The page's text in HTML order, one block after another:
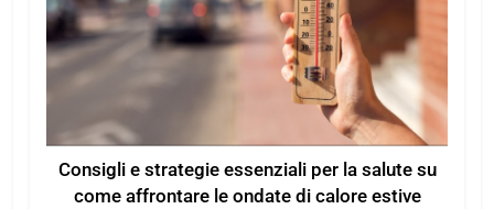
Consigli e strategie essenziali per la salute su
come affrontare le ondate di calore estive